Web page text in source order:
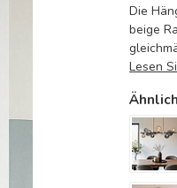
Die
beige
Lesen